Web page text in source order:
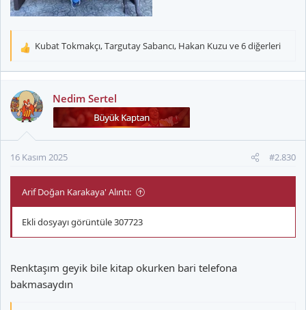
T
k
i
l
:
Kubat Tokmakçı,Targutay Sabancı, Hakan Kuzu ve 6 diğerleri
Nedim Sertel
16 Kasım 2025 #2.830
Arif Doğan Karakaya' Alıntı:
Ekli dosyayı görüntüle 307723
Renktaşım geyik bile kitap okurken bari telefona
bakmasaydın